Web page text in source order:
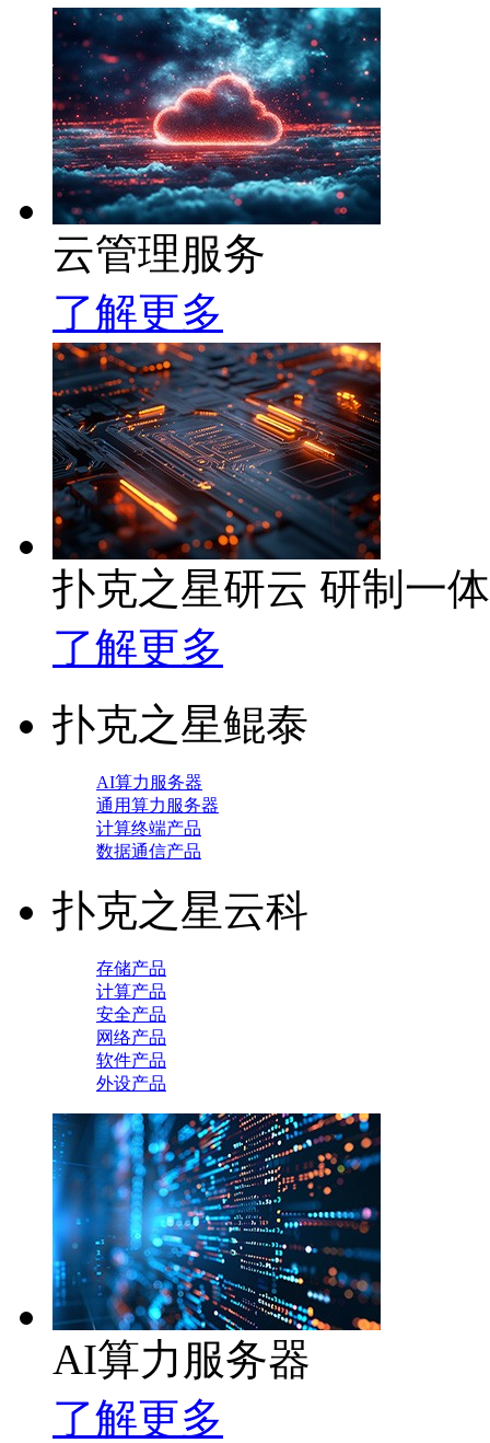
云管理服务
了解更多
扑克之星研云 研制一
了解更多
扑克之星鲲泰
AI算力服务器
通用算力服务器
计算终端产品
数据通信产品
扑克之星云科
存储产品
计算产品
安全产品
网络产品
软件产品
外设产品
AI算力服务器
了解更多